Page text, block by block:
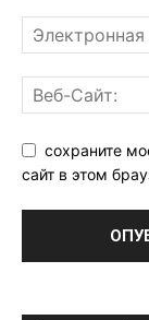
сохраните
сайт в этом